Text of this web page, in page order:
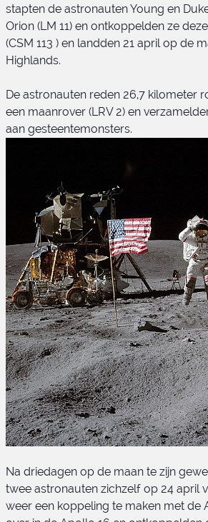
Landingsplaats
stapten de astronauten Young en
Orion (LM 11) en ontkoppelden ze
(CSM 113 ) en landden 21 april op de
Highlands.
De astronauten reden 26,7 kilometer
een maanrover (LRV 2) en
aan gesteentemonsters.
Na driedagen op de maan te zijn
twee astronauten zichzelf op 24 april
weer een koppeling te maken met de